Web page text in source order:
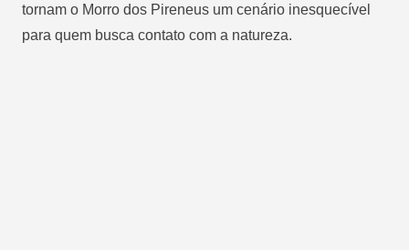
tornam o Morro dos Pireneus um cenário inesquecível
para quem busca contato com a natureza.